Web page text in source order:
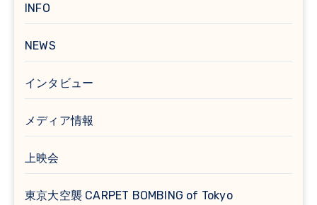
INFO
NEWS
インタビュー
メディア情報
上映会
東京大空襲 CARPET BOMBING of Tokyo